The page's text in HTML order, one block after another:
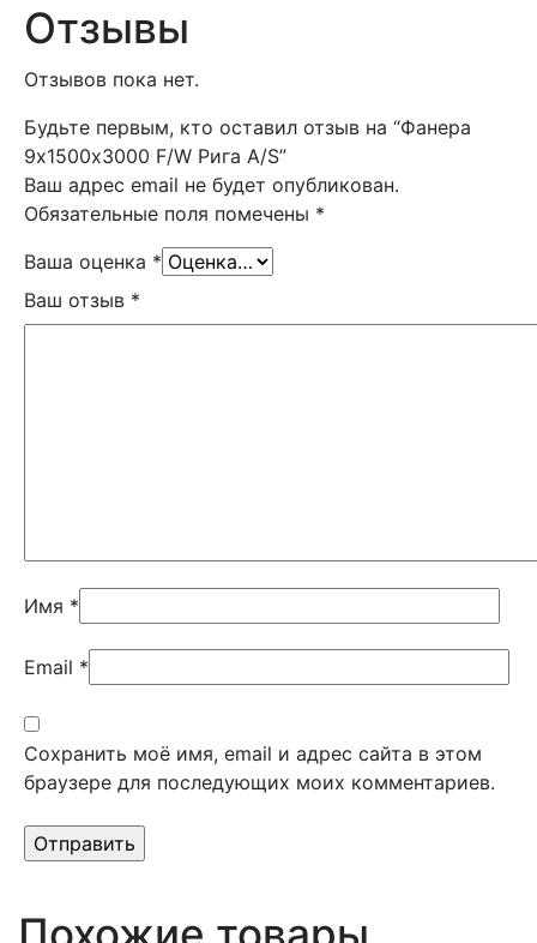
Отзывы
Отзывов пока нет.
Будьте первым, кто оставил отзыв на “Фанера
9х1500х3000 F/W Рига A/S”
Ваш адрес email не будет опубликован.
Обязательные поля помечены *
Ваша оценка *
Ваш отзыв *
Имя *
Email *
Сохранить моё имя, email и адрес сайта в этом
браузере для последующих моих комментариев.
Похожие товары